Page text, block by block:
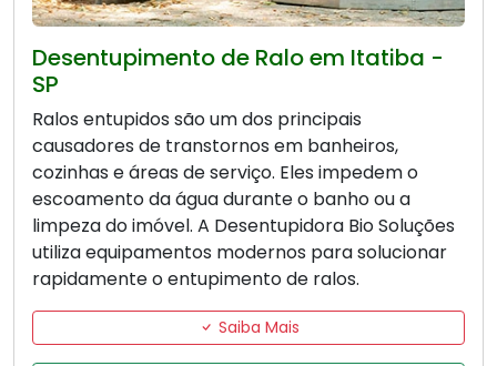
Desentupimento de Ralo em Itatiba -
SP
Ralos entupidos são um dos principais
causadores de transtornos em banheiros,
cozinhas e áreas de serviço. Eles impedem o
escoamento da água durante o banho ou a
limpeza do imóvel. A Desentupidora Bio Soluções
utiliza equipamentos modernos para solucionar
rapidamente o entupimento de ralos.
Saiba Mais